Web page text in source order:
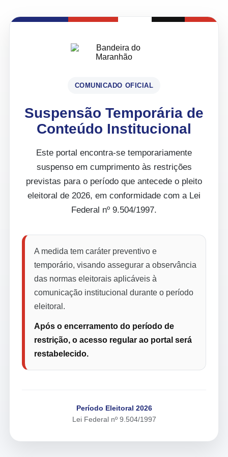
COMUNICADO OFICIAL
Suspensão Temporária de
Conteúdo Institucional
Este portal encontra-se temporariamente
suspenso em cumprimento às restrições
previstas para o período que antecede o pleito
eleitoral de 2026, em conformidade com a Lei
Federal nº 9.504/1997.
A medida tem caráter preventivo e
temporário, visando assegurar a observância
das normas eleitorais aplicáveis à
comunicação institucional durante o período
eleitoral.
Após o encerramento do período de
restrição, o acesso regular ao portal será
restabelecido.
Período Eleitoral 2026
Lei Federal nº 9.504/1997